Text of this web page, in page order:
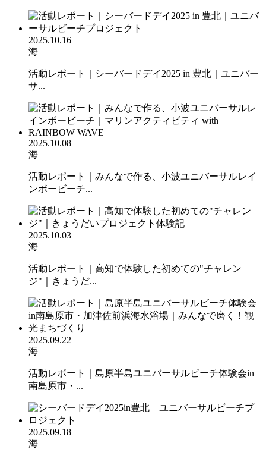
2025.10.16
海
活動レポート｜シーバードデイ2025 in 豊北｜ユニバー
サ...
2025.10.08
海
活動レポート｜みんなで作る、小波ユニバーサルレイ
ンボービーチ...
2025.10.03
海
活動レポート｜高知で体験した初めての"チャレン
ジ"｜きょうだ...
2025.09.22
海
活動レポート｜島原半島ユニバーサルビーチ体験会in
南島原市・...
2025.09.18
海